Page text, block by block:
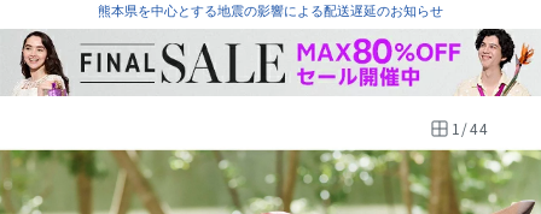
熊本県を中心とする地震の影響による配送遅延のお知らせ
1/44